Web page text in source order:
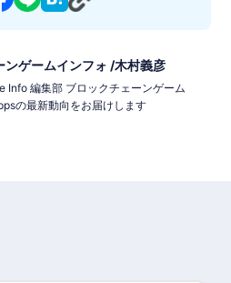
ンゲームインフォ /木村義彦
Info 編集部 ブロックチェーンゲーム
の最新動向をお届けします